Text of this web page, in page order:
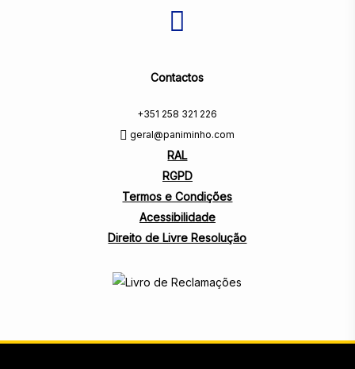
Contactos
+351 258 321 226
geral@paniminho.com
RAL
RGPD
Termos e Condições
Acessibilidade
Direito de Livre Resolução